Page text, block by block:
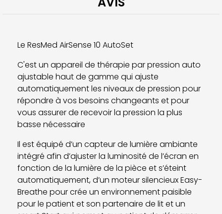
Le ResMed AirSense 10 AutoSet
C'est un appareil de thérapie par pression auto
ajustable haut de gamme qui ajuste
automatiquement les niveaux de pression pour
répondre à vos besoins changeants et pour
vous assurer de recevoir la pression la plus
basse nécessaire
Il est équipé d’un capteur de lumière ambiante
intégré afin d’ajuster la luminosité de l’écran en
fonction de la lumière de la pièce et s’éteint
automatiquement, d’un moteur silencieux Easy-
Breathe pour crée un environnement paisible
pour le patient et son partenaire de lit et un